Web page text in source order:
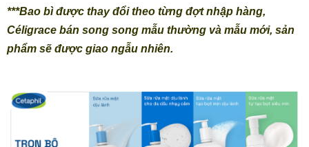
***Bao bì được thay đổi theo từng đợt nhập hàng,
Céligrace bán song song mẫu thường và mẫu mới, sản
phẩm sẽ được giao ngẫu nhiên.